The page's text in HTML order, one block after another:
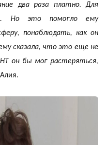
два раза платно. Для
Но это помогло ему
понаблюдать, как он
сказала, что это еще не
он бы мог растеряться,